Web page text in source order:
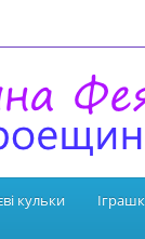
кульки